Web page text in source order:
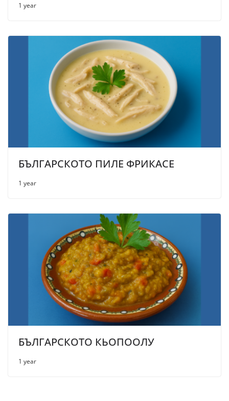
1 year
БЪЛГАРСКОТО ПИЛЕ ФРИКАСЕ
1 year
БЪЛГАРСКОТО КЬОПООЛУ
1 year